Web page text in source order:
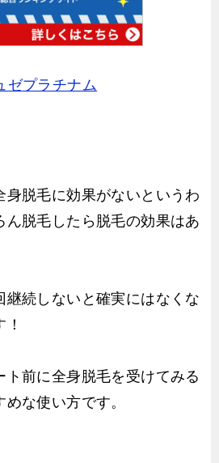
ゼプラチナム
身脱毛に効果がないというわ
ん脱毛したら脱毛の効果はあ
継続しないと確実にはなくな
ト前に全身脱毛を受けてみる
な使い方です。